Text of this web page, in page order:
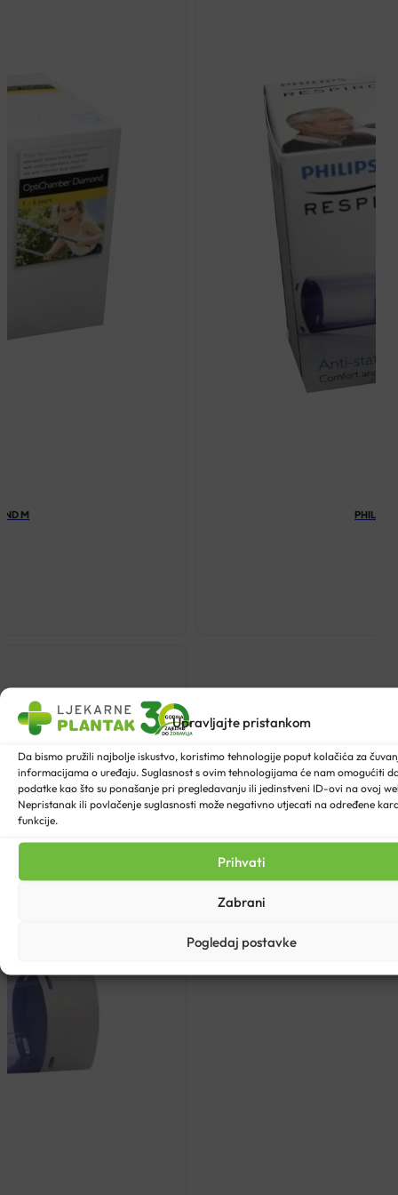
Upravljajte pristankom
Da bismo pružili najbolje iskustvo, koristimo tehnologije poput kolačića za
informacijama o uređaju. Suglasnost s ovim tehnologijama će nam omogućiti
podatke kao što su ponašanje pri pregledavanju ili jedinstveni ID-ovi na ovoj
Nepristanak ili povlačenje suglasnosti može negativno utjecati na određene
funkcije.
Prihvati
Zabrani
Pogledaj postavke
M PHILIPS